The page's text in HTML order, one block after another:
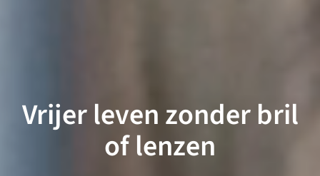
Vrijer leven zonder bril
of lenzen